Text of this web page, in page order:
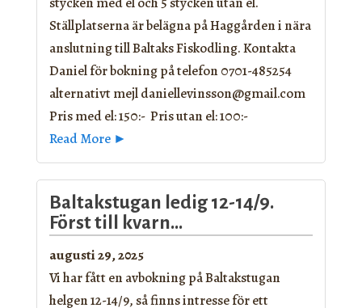
Ställplatserna är belägna på Haggården i nära
anslutning till Baltaks Fiskodling. Kontakta
Daniel för bokning på telefon 0701-485254
alternativt mejl daniellevinsson@gmail.com
Pris med el: 150:- Pris utan el: 100:-
Read More ►
Baltakstugan ledig 12-14/9.
Först till kvarn…
augusti 29, 2025
Vi har fått en avbokning på Baltakstugan
helgen 12-14/9, så finns intresse för ett